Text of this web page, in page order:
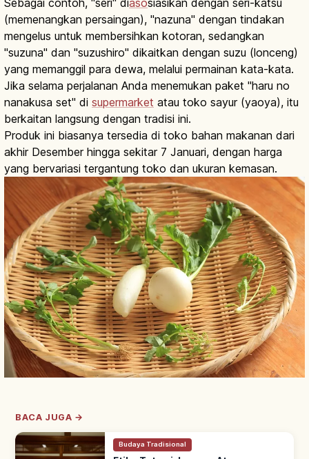
Sebagai contoh, "seri" diasosiasikan dengan seri-katsu
(memenangkan persaingan), "nazuna" dengan tindakan
mengelus untuk membersihkan kotoran, sedangkan
"suzuna" dan "suzushiro" dikaitkan dengan suzu (lonceng)
yang memanggil para dewa, melalui permainan kata-kata.
Jika selama perjalanan Anda menemukan paket "haru no
nanakusa set" di supermarket atau toko sayur (yaoya), itu
berkaitan langsung dengan tradisi ini.
Produk ini biasanya tersedia di toko bahan makanan dari
akhir Desember hingga sekitar 7 Januari, dengan harga
yang bervariasi tergantung toko dan ukuran kemasan.
BACA JUGA →
Budaya Tradisional